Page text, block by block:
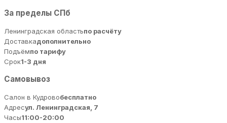
За пределы СПб
Ленинградская областьпо расчёту
Доставкадополнительно
Подъёмпо тарифу
Срок1-3 дня
Самовывоз
Салон в Кудровобесплатно
Адресул. Ленинградская, 7
Часы11:00-20:00